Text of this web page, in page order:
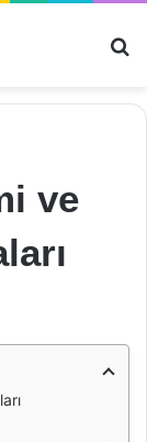
ve